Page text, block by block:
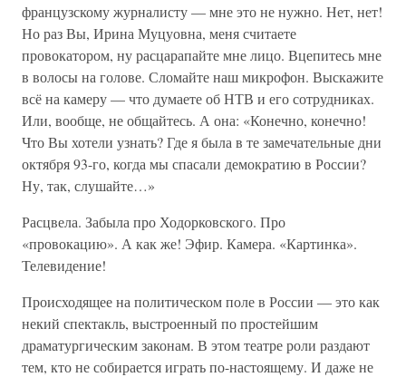
французскому журналисту — мне это не нужно. Нет, нет!
Но раз Вы, Ирина Муцуовна, меня считаете
провокатором, ну расцарапайте мне лицо. Вцепитесь мне
в волосы на голове. Сломайте наш микрофон. Выскажите
всё на камеру — что думаете об НТВ и его сотрудниках.
Или, вообще, не общайтесь. А она: «Конечно, конечно!
Что Вы хотели узнать? Где я была в те замечательные дни
октября 93-го, когда мы спасали демократию в России?
Ну, так, слушайте…»
Расцвела. Забыла про Ходорковского. Про
«провокацию». А как же! Эфир. Камера. «Картинка».
Телевидение!
Происходящее на политическом поле в России — это как
некий спектакль, выстроенный по простейшим
драматургическим законам. В этом театре роли раздают
тем, кто не собирается играть по-настоящему. И даже не